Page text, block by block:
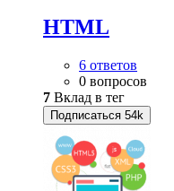
HTML
6 ответов
0 вопросов
7 Вклад в тег
Подписаться 54k